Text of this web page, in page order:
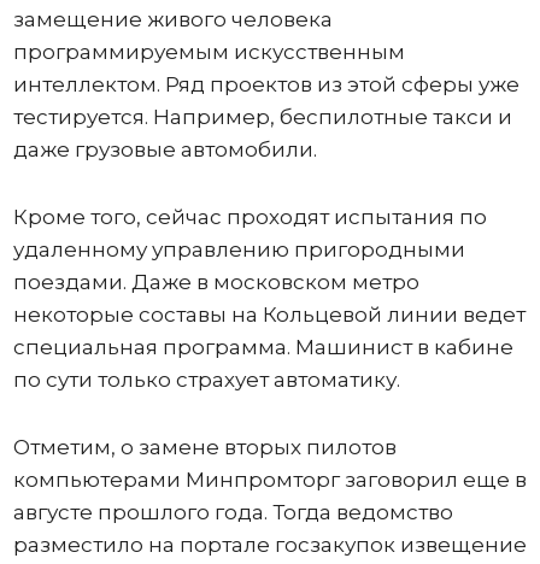
замещение живого человека
программируемым искусственным
интеллектом. Ряд проектов из этой сферы уже
тестируется. Например, беспилотные такси и
даже грузовые автомобили.
Кроме того, сейчас проходят испытания по
удаленному управлению пригородными
поездами. Даже в московском метро
некоторые составы на Кольцевой линии ведет
специальная программа. Машинист в кабине
по сути только страхует автоматику.
Отметим, о замене вторых пилотов
компьютерами Минпромторг заговорил еще в
августе прошлого года. Тогда ведомство
разместило на портале госзакупок извещение